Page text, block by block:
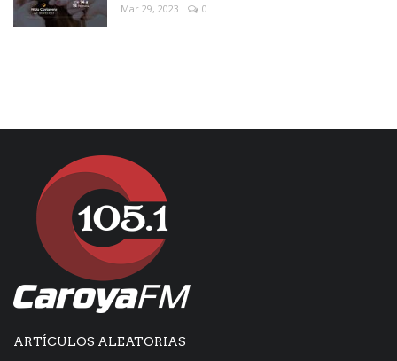
Mar 29, 2023 0
ARTÍCULOS ALEATORIAS